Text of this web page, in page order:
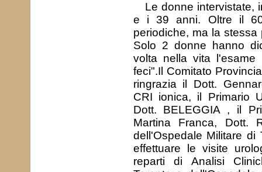
Le donne intervistate,
e i 39 anni. Oltre il
periodiche, ma la
Solo 2 donne hanno
volta nella vita
feci".Il Comitato
ringrazia il Dott.
CRI ionica, il Primario
Dott. BELEGGIA , il
Martina Franca, Dott.
dell'Ospedale Militare
effettuare le visite
reparti di Analisi